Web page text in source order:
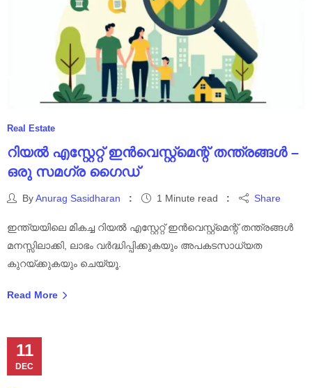
Real Estate
റിയൽ എസ്റ്റേറ്റ് ഇൻവെസ്റ്റ്മെന്റ് തന്ത്രങ്ങൾ –
ഒരു സമഗ്ര ഗൈഡ്
ByAnurag Sasidharan 1 Minute read Share
ഇന്ത്യയിലെ മികച്ച റിയൽ എസ്റ്റേറ്റ് ഇൻവെസ്റ്റ്മെന്റ് തന്ത്രങ്ങൾ
മനസ്സിലാക്കി, ലാഭം വർദ്ധിപ്പിക്കുകയും അപകടസാധ്യത
കുറയ്ക്കുകയും ചെയ്യൂ.
Read More
11
DEC